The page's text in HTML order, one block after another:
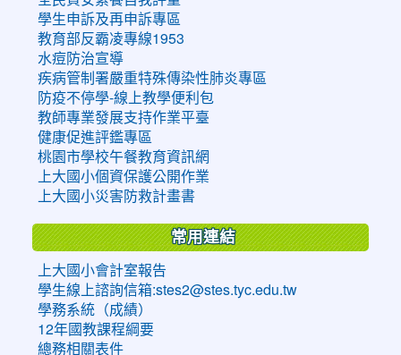
學生申訴及再申訴專區
教育部反霸凌專線1953
水痘防治宣導
疾病管制署嚴重特殊傳染性肺炎專區
防疫不停學-線上教學便利包
教師專業發展支持作業平臺
健康促進評鑑專區
桃園市學校午餐教育資訊網
上大國小個資保護公開作業
上大國小災害防救計畫書
常用連結
上大國小會計室報告
學生線上諮詢信箱:stes2@stes.tyc.edu.tw
學務系統（成績）
12年國教課程綱要
總務相關表件